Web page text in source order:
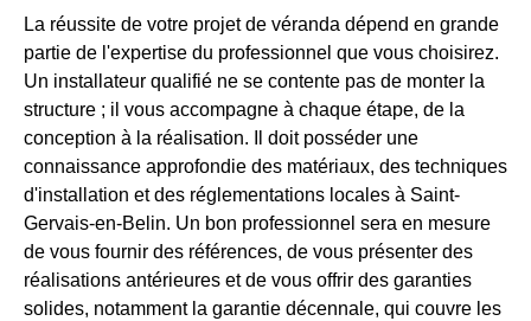
La réussite de votre projet de véranda dépend en grande
partie de l'expertise du professionnel que vous choisirez.
Un installateur qualifié ne se contente pas de monter la
structure ; il vous accompagne à chaque étape, de la
conception à la réalisation. Il doit posséder une
connaissance approfondie des matériaux, des techniques
d'installation et des réglementations locales à Saint-
Gervais-en-Belin. Un bon professionnel sera en mesure
de vous fournir des références, de vous présenter des
réalisations antérieures et de vous offrir des garanties
solides, notamment la garantie décennale, qui couvre les